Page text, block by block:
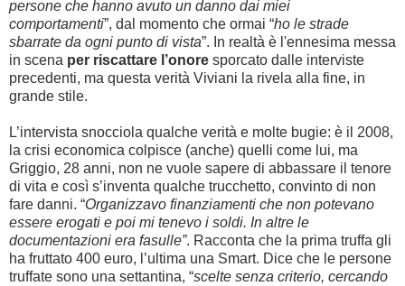
persone che hanno avuto un danno dai miei
comportamenti”, dal momento che ormai “ho le strade
sbarrate da ogni punto di vista”. In realtà è l'ennesima messa
in scena per riscattare l’onore sporcato dalle interviste
precedenti, ma questa verità Viviani la rivela alla fine, in
grande stile.
L’intervista snocciola qualche verità e molte bugie: è il 2008,
la crisi economica colpisce (anche) quelli come lui, ma
Griggio, 28 anni, non ne vuole sapere di abbassare il tenore
di vita e così s’inventa qualche trucchetto, convinto di non
fare danni. “Organizzavo finanziamenti che non potevano
essere erogati e poi mi tenevo i soldi. In altre le
documentazioni era fasulle”. Racconta che la prima truffa gli
ha fruttato 400 euro, l’ultima una Smart. Dice che le persone
truffate sono una settantina, “scelte senza criterio, cercando